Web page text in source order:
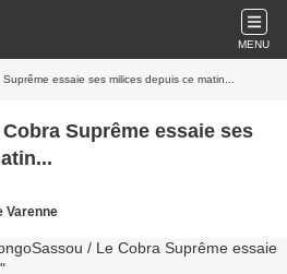
MENU
essaie ses milices depuis ce matin...
Suprême essaie ses
Varenne